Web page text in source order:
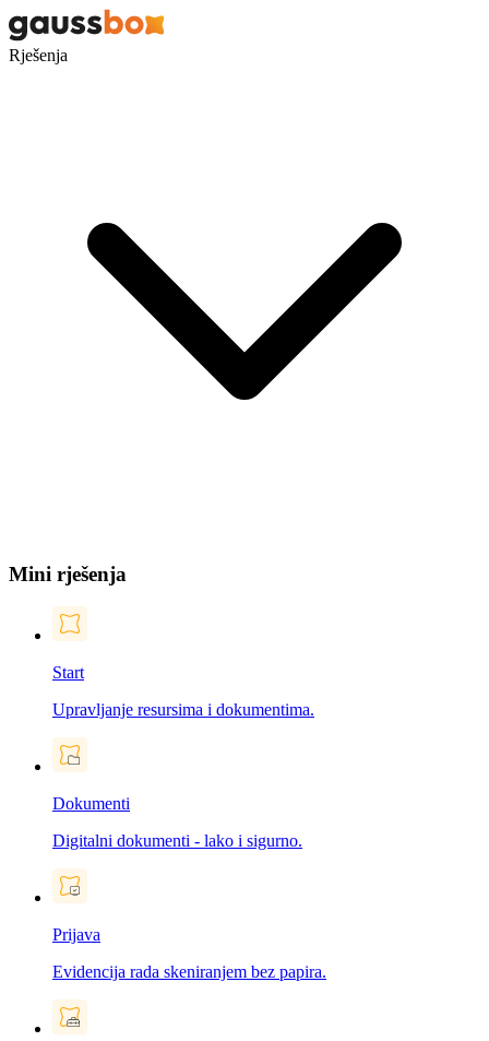
Rješenja
Mini rješenja
Start
Upravljanje resursima i dokumentima.
Dokumenti
Digitalni dokumenti - lako i sigurno.
Prijava
Evidencija rada skeniranjem bez papira.